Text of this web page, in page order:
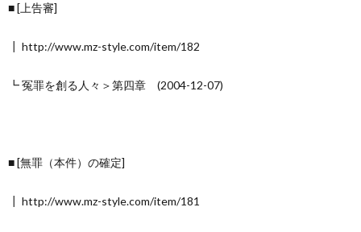
■ [上告審]
┃ http://www.mz-style.com/item/182
┗ 冤罪を創る人々＞第四章 (2004-12-07)
■ [無罪（本件）の確定]
┃ http://www.mz-style.com/item/181